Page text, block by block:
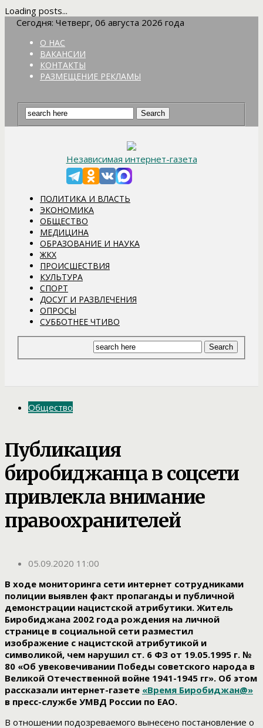
Loading posts...
Сегодня: Четверг, 06 августа 2026 года
О НАС
ВАКАНСИИ
КОНТАКТЫ
РАЗМЕЩЕНИЕ РЕКЛАМЫ
Независимая интернет-газета
ПОЛИТИКА И ВЛАСТЬ
ЭКОНОМИКА
ОБЩЕСТВО
МЕДИЦИНА
ОБРАЗОВАНИЕ И НАУКА
ЖКХ
ПРОИСШЕСТВИЯ
КУЛЬТУРА
СПОРТ
ДОСУГ И РАЗВЛЕЧЕНИЯ
ОПРОСЫ
СУББОТНЕЕ ЧТИВО
Общество
Публикация
биробиджанца в соцсети
привлекла внимание
правоохранителей
05.09.2020 11:00
В ходе мониторинга сети интернет сотрудниками
полиции выявлен факт пропаганды и публичной
демонстрации нацистской атрибутики. Житель
Биробиджана 2002 года рождения на личной
странице в социальной сети разместил
изображение с нацистской атрибутикой и
символикой, чем нарушил ст. 6 ФЗ от 19.05.1995 г. №
80 «Об увековечивании Победы советского народа в
Великой Отечественной войне 1941-1945 гг». Об этом
рассказали интернет-газете «Время Биробиджан@»
в пресс-службе УМВД России по ЕАО.
В отношении подозреваемого вынесено постановление о